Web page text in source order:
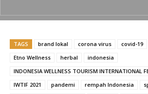
o
k
p k
TAGS brand lokal corona virus covid-19
Etno Wellness
herbal
indonesia
INDONESIA WELLNESS TOURISM INTERNATIONAL
IWTIF 2021
pandemi rempah Indonesia